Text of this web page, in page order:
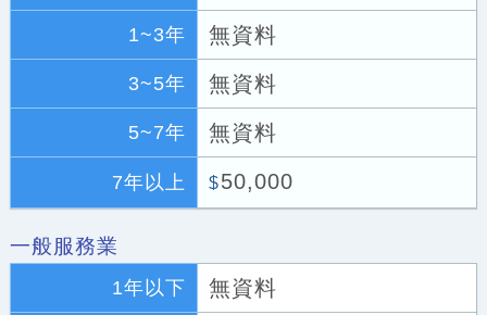
1~3年 無資料
3~5年 無資料
5~7年 無資料
7年以上 $50,000
一般服務業
1年以下 無資料